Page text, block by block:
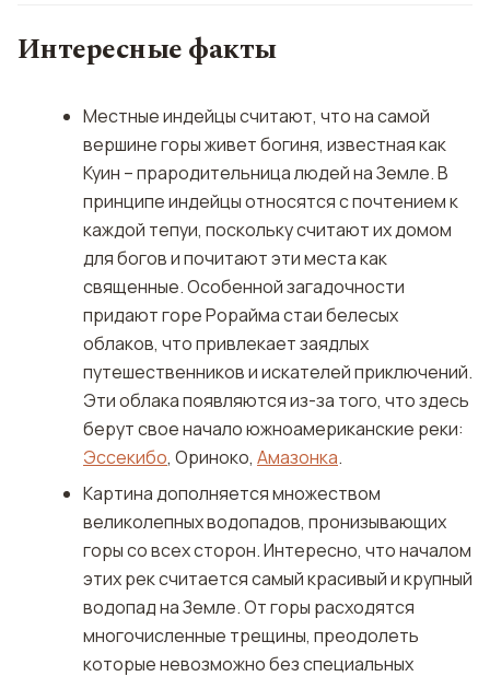
Интересные факты
Местные индейцы считают, что на самой
вершине горы живет богиня, известная как
Куин – прародительница людей на Земле. В
принципе индейцы относятся с почтением к
каждой тепуи, поскольку считают их домом
для богов и почитают эти места как
священные. Особенной загадочности
придают горе Рорайма стаи белесых
облаков, что привлекает заядлых
путешественников и искателей приключений.
Эти облака появляются из-за того, что здесь
берут свое начало южноамериканские реки:
Эссекибо, Ориноко, Амазонка.
Картина дополняется множеством
великолепных водопадов, пронизывающих
горы со всех сторон. Интересно, что началом
этих рек считается самый красивый и крупный
водопад на Земле. От горы расходятся
многочисленные трещины, преодолеть
которые невозможно без специальных